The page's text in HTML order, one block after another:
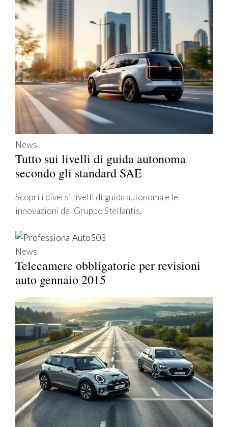
News
Tutto sui livelli di guida autonoma
secondo gli standard SAE
Scopri i diversi livelli di guida autonoma e le
innovazioni del Gruppo Stellantis.
News
Telecamere obbligatorie per revisioni
auto gennaio 2015